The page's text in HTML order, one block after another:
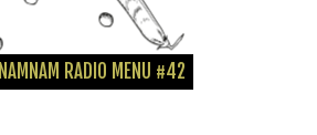
NAMNAM RADIO MENU #42